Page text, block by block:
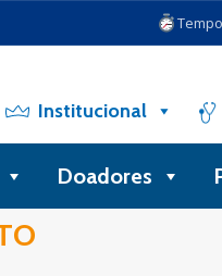
Institucional
Doadores